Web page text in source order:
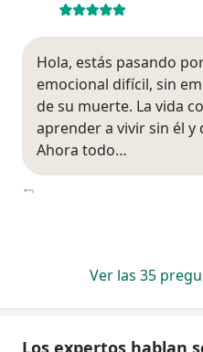
Hola, estás pasando
emocional difícil, sin
de su muerte. La vida
aprender a vivir sin él y
Ahora todo…
Ver las 35
Los expertos hablan